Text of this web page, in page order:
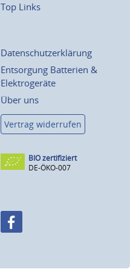
Top Links
Datenschutzerklärung
Entsorgung Batterien &
Elektrogeräte
Über uns
Vertrag widerrufen
BIO zertifiziert
DE-ÖKO-007